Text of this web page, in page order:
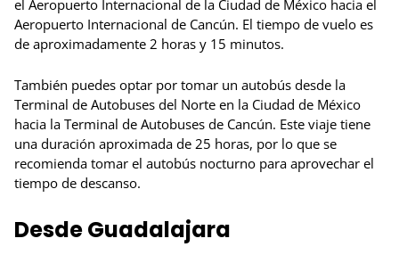
el Aeropuerto Internacional de la Ciudad de México hacia el
Aeropuerto Internacional de Cancún. El tiempo de vuelo es
de aproximadamente 2 horas y 15 minutos.
También puedes optar por tomar un autobús desde la
Terminal de Autobuses del Norte en la Ciudad de México
hacia la Terminal de Autobuses de Cancún. Este viaje tiene
una duración aproximada de 25 horas, por lo que se
recomienda tomar el autobús nocturno para aprovechar el
tiempo de descanso.
Desde Guadalajara